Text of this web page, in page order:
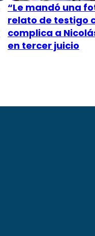
“Le mandó una
relato de testigo
complica a
en tercer juicio